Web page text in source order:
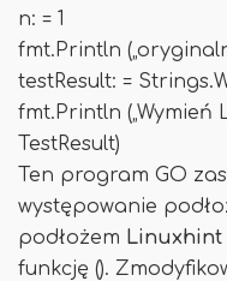
n: = 1
fmt.Println
testResult: =
fmt.Println („Wymień
TestResult)
Ten program GO
występowanie
podłożem Linuxhint
funkcję ().